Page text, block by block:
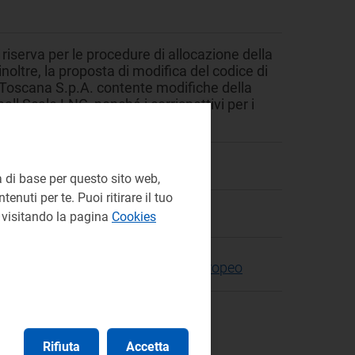
per le procedure di allocazione della
la proposta di modifica del codice di
S.p.A. contente modifiche della
Scale LNG, nonché i corrispettivi per i
efficienti e integrati a livello europeo
base per questo sito web,
per te. Puoi ritirare il tuo
la pagina Cookies
Rifiuta Accetta